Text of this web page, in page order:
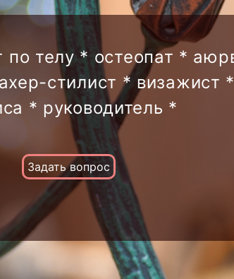
телу * остеопат *
стилист * визажист
* руководитель *
Задать вопрос